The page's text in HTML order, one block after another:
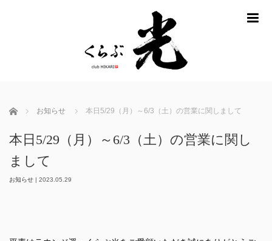
ホーム お知らせ 本日5/29（月）～6/3（土）の営業に関しまして
本日5/29（月）～6/3（土）の営業に関し
まして
お知らせ | 2023.05.29